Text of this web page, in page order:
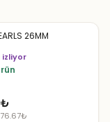
26MM
izliyor
₺